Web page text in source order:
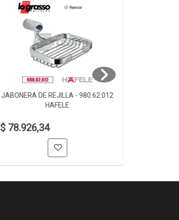
JABONERA DE REJILLA - 980.62.012
HAFELE
$ 78.926,34